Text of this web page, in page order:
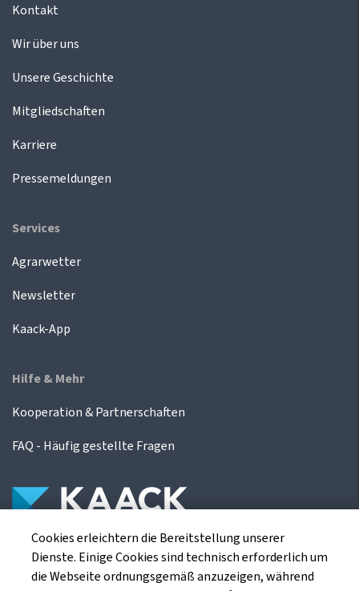
Kontakt
Wir über uns
Unsere Geschichte
Mitgliedschaften
Karriere
Pressemeldungen
Services
Agrarwetter
Newsletter
Kaack-App
Hilfe & Mehr
Kooperation & Partnerschaften
FAQ - Häufig gestellte Fragen
Die Kaack Terminhandel GmbH ist ein
Finanzdienstleistungsinstitut für die europäischen
Agrarterminbörsen.
Cookies erleichtern die Bereitstellung unserer
Dienste. Einige Cookies sind technisch erforderlich um
die Webseite ordnungsgemäß anzuzeigen, während